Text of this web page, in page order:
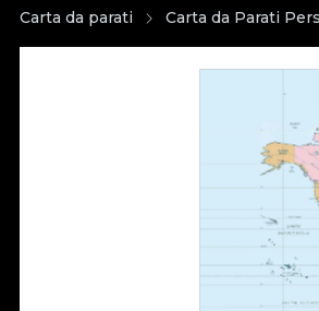
Carta da parati Carta da Parati